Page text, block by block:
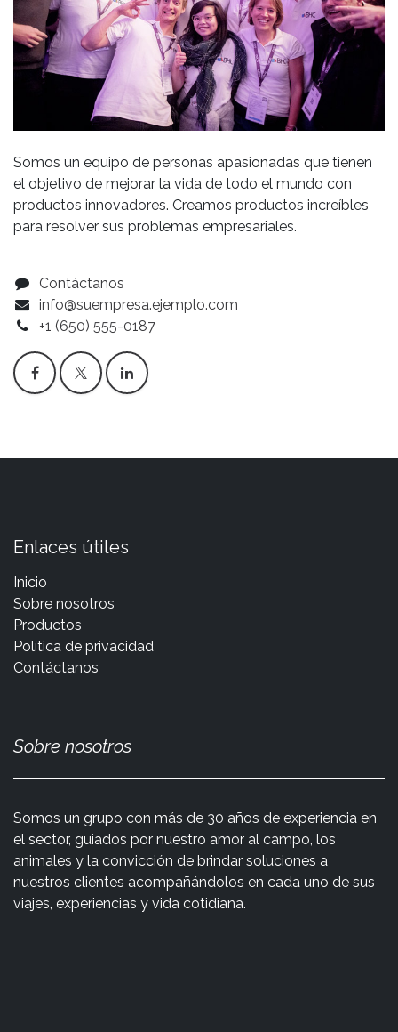
Somos un equipo de personas apasionadas que tienen
el objetivo de mejorar la vida de todo el mundo con
productos innovadores. Creamos productos increíbles
para resolver sus problemas empresariales.
Contáctanos
info@suempresa.ejemplo.com
+1 (650) 555-0187
Enlaces útiles
Inicio
Sobre nosotros
Productos
Política de privacidad
Contáctanos
Sobre nosotros
Somos un grupo con más de 30 años de experiencia en
el sector, guiados por nuestro amor al campo, los
animales y la convicción de brindar soluciones a
nuestros clientes acompañándolos en cada uno de sus
viajes, experiencias y vida cotidiana.